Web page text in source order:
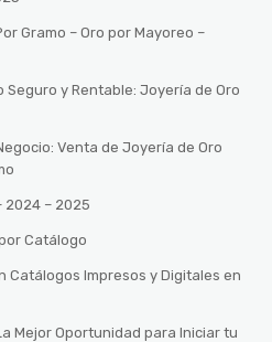
Gramo – Oro por Mayoreo –
Seguro y Rentable: Joyería de Oro
Venta de Joyería de Oro
2024 – 2025
Catálogo
Catálogos Impresos y Digitales en
Mejor Oportunidad para Iniciar tu